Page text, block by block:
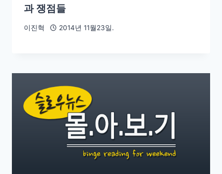
과 쟁점들
이진혁 2014년 11월23일.